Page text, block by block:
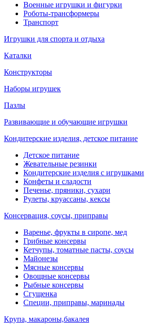
Военные игрушки и фигурки
Роботы-трансформеры
Транспорт
Игрушки для спорта и отдыха
Каталки
Конструкторы
Наборы игрушек
Пазлы
Развивающие и обучающие игрушки
Кондитерские изделия, детское питание
Детское питание
Жевательные резинки
Кондитерские изделия с игрушками
Конфеты и сладости
Печенье, пряники, сухари
Рулеты, круассаны, кексы
Консервация, соусы, приправы
Варенье, фрукты в сиропе, мед
Грибные консервы
Кетчупы, томатные пасты, соусы
Майонезы
Мясные консервы
Овощные консервы
Рыбные консервы
Сгущенка
Специи, приправы, маринады
Крупа, макароны,бакалея